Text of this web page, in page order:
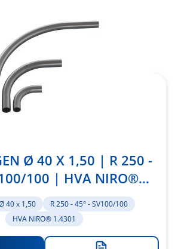
Ø 40 X 1,50 | R 250 -
100 | HVA NIRO®
1.4301
40 x 1,50
R 250 - 45° - SV100/100
HVA NIRO® 1.4301